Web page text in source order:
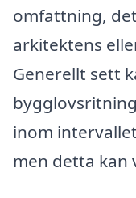
omfattning,
arkitektens
Generellt sett
inom
men detta kan